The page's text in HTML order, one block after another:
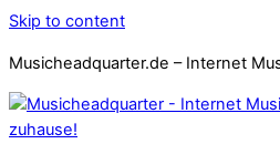
Skip to content
Musicheadquarter.de – Internet